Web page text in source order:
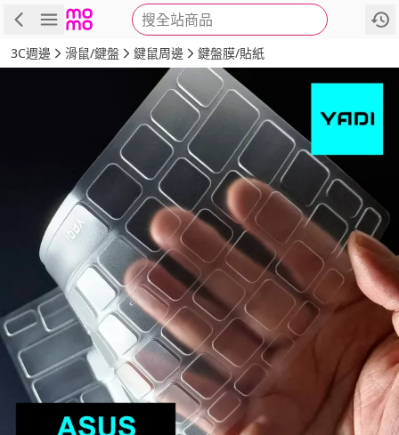
搜全站商品
商品 評價 詳情
3C週邊 滑鼠/鍵盤 鍵鼠周邊 鍵盤膜/貼紙